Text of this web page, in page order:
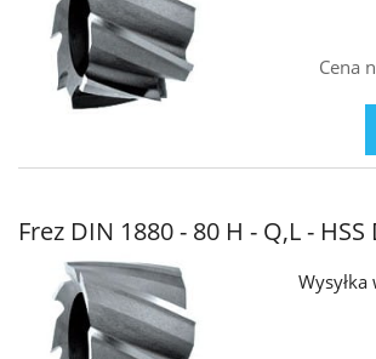
Cena
Frez DIN 1880 - 80 H - Q,L - HSS
Wysyłka